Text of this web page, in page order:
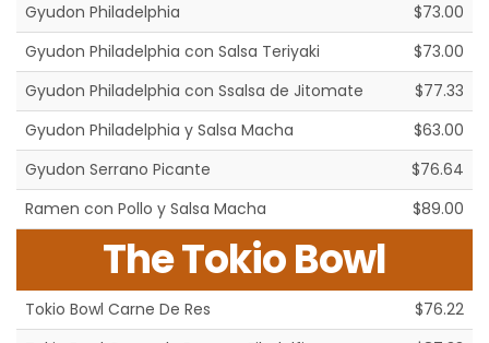
Gyudon Philadelphia
$73.00
Gyudon Philadelphia con Salsa Teriyaki
$73.00
Gyudon Philadelphia con Ssalsa de Jitomate
$77.33
Gyudon Philadelphia y Salsa Macha
$63.00
Gyudon Serrano Picante
$76.64
Ramen con Pollo y Salsa Macha
$89.00
The Tokio Bowl
Tokio Bowl Carne De Res
$76.22